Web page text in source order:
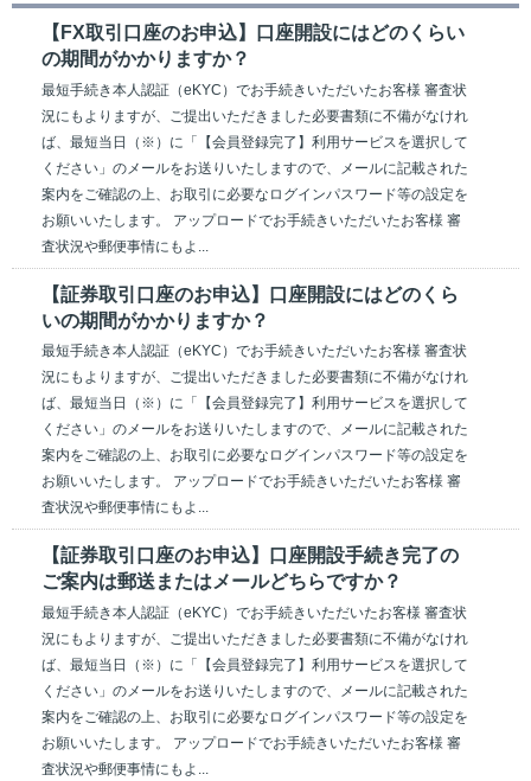
【FX取引口座のお申込】口座開設にはどのくらい
の期間がかかりますか？
最短手続き本人認証（eKYC）でお手続きいただいたお客様 審査状
況にもよりますが、ご提出いただきました必要書類に不備がなけれ
ば、最短当日（※）に「【会員登録完了】利用サービスを選択して
ください」のメールをお送りいたしますので、メールに記載された
案内をご確認の上、お取引に必要なログインパスワード等の設定を
お願いいたします。 アップロードでお手続きいただいたお客様 審
査状況や郵便事情にもよ...
【証券取引口座のお申込】口座開設にはどのくら
いの期間がかかりますか？
最短手続き本人認証（eKYC）でお手続きいただいたお客様 審査状
況にもよりますが、ご提出いただきました必要書類に不備がなけれ
ば、最短当日（※）に「【会員登録完了】利用サービスを選択して
ください」のメールをお送りいたしますので、メールに記載された
案内をご確認の上、お取引に必要なログインパスワード等の設定を
お願いいたします。 アップロードでお手続きいただいたお客様 審
査状況や郵便事情にもよ...
【証券取引口座のお申込】口座開設手続き完了の
ご案内は郵送またはメールどちらですか？
最短手続き本人認証（eKYC）でお手続きいただいたお客様 審査状
況にもよりますが、ご提出いただきました必要書類に不備がなけれ
ば、最短当日（※）に「【会員登録完了】利用サービスを選択して
ください」のメールをお送りいたしますので、メールに記載された
案内をご確認の上、お取引に必要なログインパスワード等の設定を
お願いいたします。 アップロードでお手続きいただいたお客様 審
査状況や郵便事情にもよ...